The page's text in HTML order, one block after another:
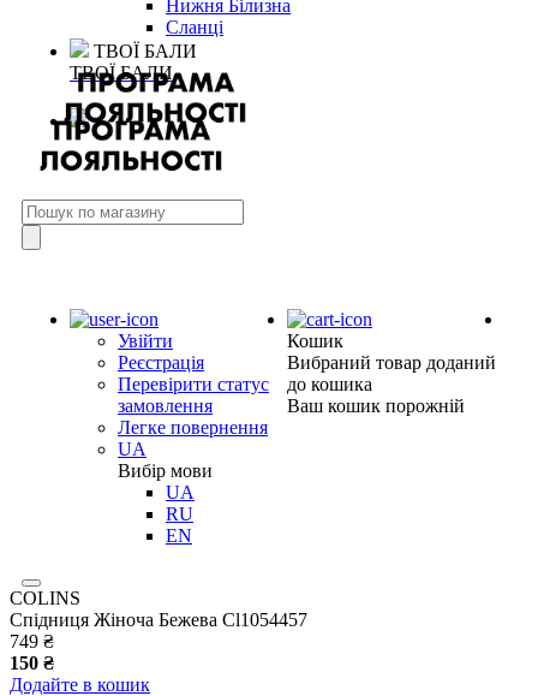
Нижня Білизна
Сланці
ТВОЇ БАЛИ
ТВОЇ БАЛИ
Увійти
Реєстрація
Перевірити статус
замовлення
Легке повернення
UA
Вибір мови
UA
RU
EN
Кошик
Вибраний товар доданий
до кошика
Ваш кошик порожній
COLINS
Спідниця Жіноча Бежева Cl1054457
749 ₴
150 ₴
Додайте в кошик